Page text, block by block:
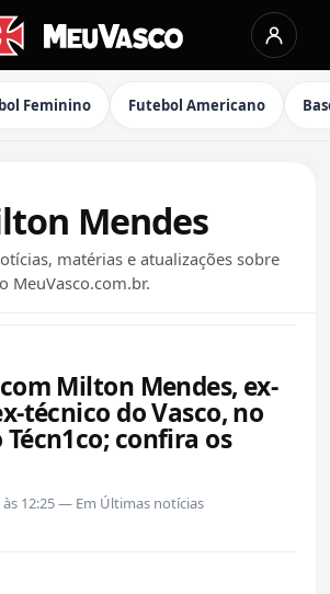
Feminino Futebol Americano
Mendes
matérias e atualizações sobre
MeuVasco.com.br.
Milton Mendes, ex-
técnico do Vasco, no
confira os
12:25 — Em Últimas notícias